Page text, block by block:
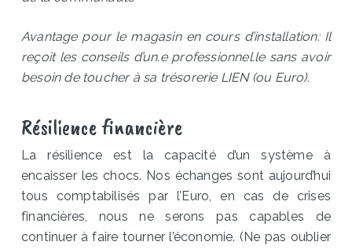
Avantage pour le magasin en cours d’installation: Il
reçoit les conseils d’un.e professionnel.le sans avoir
besoin de toucher à sa trésorerie LIEN (ou Euro).
Résilience financière
La résilience est la capacité d’un système à
encaisser les chocs. Nos échanges sont aujourd’hui
tous comptabilisés par l’Euro, en cas de crises
financières, nous ne serons pas capables de
continuer à faire tourner l’économie. (Ne pas oublier